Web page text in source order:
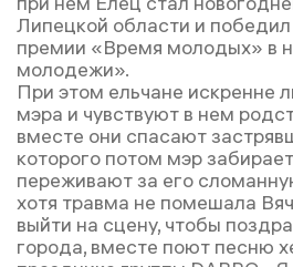
Липецкой области и
премии «Время молодых» в
молодежи».
При этом ельчане искренне
мэра и чувствуют в нем
вместе они спасают
которого потом мэр
переживают за его
хотя травма не помешала
выйти на сцену, чтобы
города, вместе поют песню